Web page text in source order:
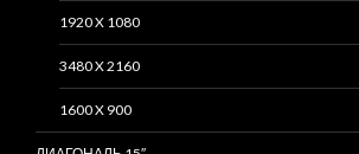
1920 X 1080
3480 X 2160
1600 X 900